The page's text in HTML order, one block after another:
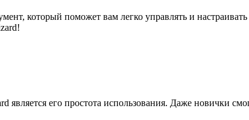
который поможет вам легко управлять и
его простота использования. Даже новички